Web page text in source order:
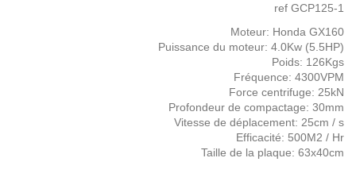
ref GCP125-1
Moteur: Honda GX160
Puissance du moteur: 4.0Kw (5.5HP)
Poids: 126Kgs
Fréquence: 4300VPM
Force centrifuge: 25kN
Profondeur de compactage: 30mm
Vitesse de déplacement: 25cm / s
Efficacité: 500M2 / Hr
Taille de la plaque: 63x40cm